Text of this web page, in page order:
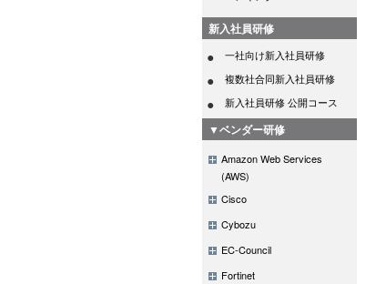
新入社員研修
一社向け新入社員研修
複数社合同新入社員研修
新入社員研修 公開コース
▼ベンダー研修
Amazon Web Services
(AWS)
Cisco
Cybozu
EC-Council
Fortinet